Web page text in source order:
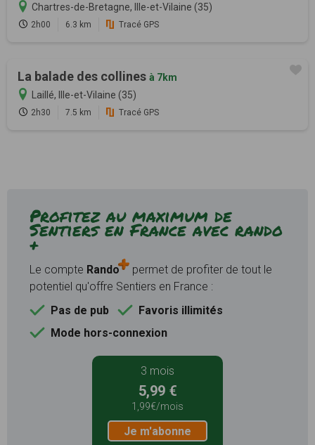
Chartres-de-Bretagne, Ille-et-Vilaine (35)
2h00 6.3 km Tracé GPS
La balade des collines à 7km
Laillé, Ille-et-Vilaine (35)
2h30 7.5 km Tracé GPS
Profitez au maximum de
Sentiers en France avec rando
+
Le compte Rando
permet de profiter de tout le
potentiel qu'offre Sentiers en France :
Pas de pub
Favoris illimités
Mode hors-connexion
3 mois
5,99 €
1,99€/mois
Je m'abonne